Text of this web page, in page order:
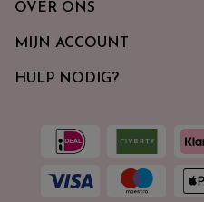
OVER ONS
MIJN ACCOUNT
HULP NODIG?